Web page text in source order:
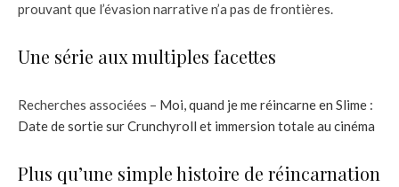
prouvant que l’évasion narrative n’a pas de frontières.
Une série aux multiples facettes
Recherches associées – Moi, quand je me réincarne en Slime :
Date de sortie sur Crunchyroll et immersion totale au cinéma
Plus qu’une simple histoire de réincarnation